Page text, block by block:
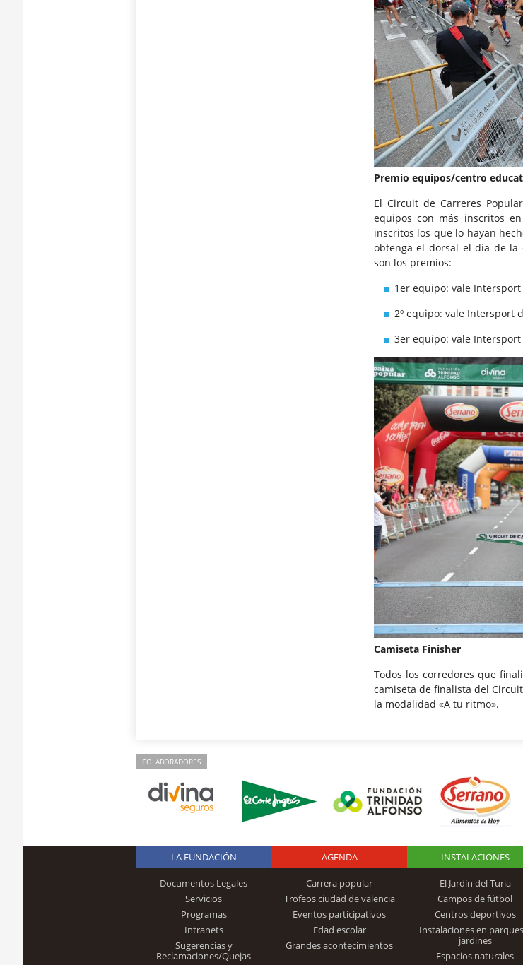
Premio equipos/centro
El Circuit de Carreres
equipos con más inscritos
inscritos los que lo hayan
obtenga el dorsal el día de la
son los premios:
1er equipo: vale
2º equipo: vale Intersport
3er equipo: vale
Camiseta Finisher
Todos los corredores que
camiseta de finalista del
la modalidad «A tu ritmo».
COLABORADORES
Logo Fundación
Trinidad Alfonso
LA FUNDACIÓN
Documentos Legales
Servicios
Programas
Intranets
Sugerencias y
Reclamaciones/Quejas
AGENDA
Carrera popular
Trofeos ciudad de valencia
Eventos participativos
Edad escolar
Grandes acontecimientos
INSTALACIONES
El Jardín del Turia
Campos de fútbol
Centros deportivos
Instalaciones en
jardines
Espacios naturales